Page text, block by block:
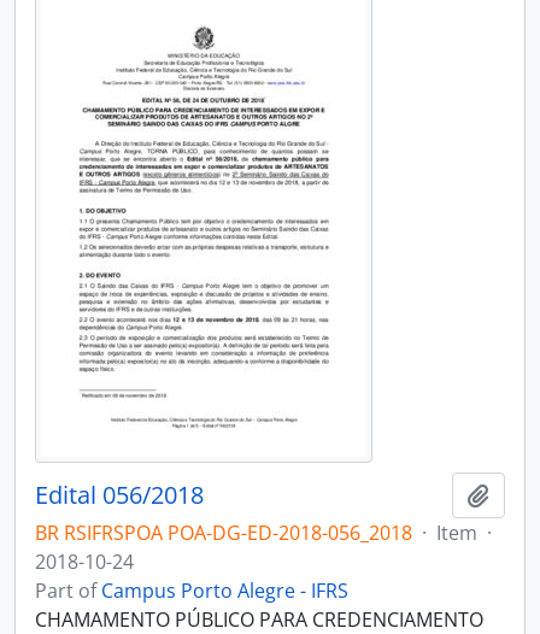
Edital 056/2018
BR RSIFRSPOA POA-DG-ED-2018-056_2018 · Item ·
2018-10-24
Part ofCampus Porto Alegre - IFRS
CHAMAMENTO PÚBLICO PARA CREDENCIAMENTO